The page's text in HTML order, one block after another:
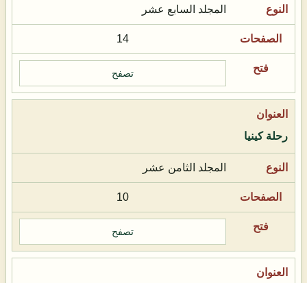
المجلد السابع عشر
14
تصفح
رحلة كينيا
المجلد الثامن عشر
10
تصفح